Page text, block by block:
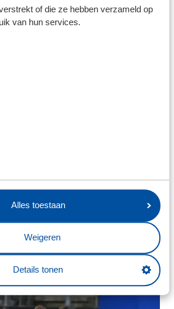
of die ze hebben verzameld op
van hun services.
Alles toestaan
Weigeren
Details tonen